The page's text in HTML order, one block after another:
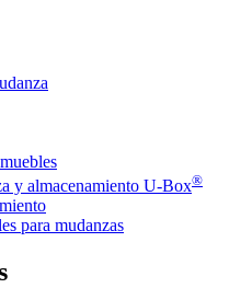
y almacenamiento U-Box®
para mudanzas